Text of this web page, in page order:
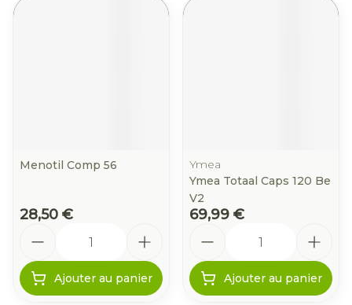
Menotil Comp 56
28,50 €
Ajouter au panier
Ymea
Ymea Totaal Caps 120 Be
V2
69,99 €
Ajouter au panier